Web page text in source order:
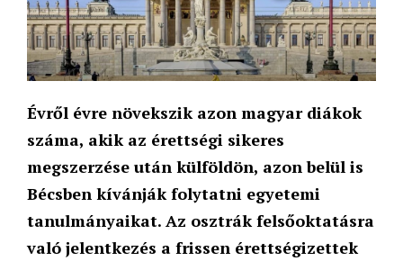
Évről évre növekszik azon magyar diákok
száma, akik az érettségi sikeres
megszerzése után külföldön, azon belül is
Bécsben kívánják folytatni egyetemi
tanulmányaikat. Az osztrák felsőoktatásra
való jelentkezés a frissen érettségizettek